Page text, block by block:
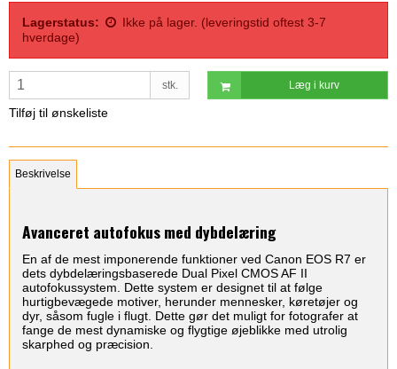
Lagerstatus:
Ikke på lager. (leveringstid oftest 3-7
hverdage)
stk. Læg i kurv
Tilføj til ønskeliste
Beskrivelse
Avanceret autofokus med dybdelæring
En af de mest imponerende funktioner ved Canon EOS R7 er
dets dybdelæringsbaserede Dual Pixel CMOS AF II
autofokussystem. Dette system er designet til at følge
hurtigbevægede motiver, herunder mennesker, køretøjer og
dyr, såsom fugle i flugt. Dette gør det muligt for fotografer at
fange de mest dynamiske og flygtige øjeblikke med utrolig
skarphed og præcision.